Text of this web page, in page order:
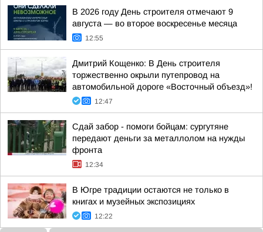
В 2026 году День строителя отмечают 9
августа — во второе воскресенье месяца
12:55
Дмитрий Кощенко: В День строителя
торжественно окрыли путепровод на
автомобильной дороге «Восточный объезд»!
12:47
Сдай забор - помоги бойцам: сургутяне
передают деньги за металлолом на нужды
фронта
12:34
В Югре традиции остаются не только в
книгах и музейных экспозициях
12:22